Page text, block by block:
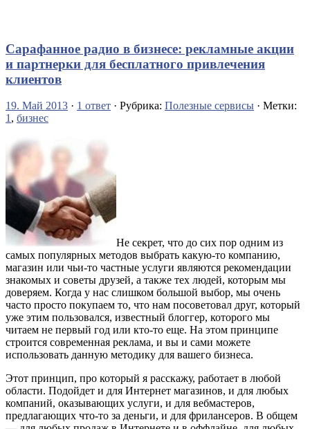
Сарафанное радио в бизнесе: рекламные акции
и партнерки для бесплатного привлечения
клиентов
19. Май 2013 · 1 ответ · Рубрика: Полезные сервисы · Метки:
1, бизнес
Не секрет, что до сих пор одним из
самых популярных методов выбрать какую-то компанию,
магазин или чьи-то частные услуги являются рекомендации
знакомых и советы друзей, а также тех людей, которым мы
доверяем. Когда у нас слишком большой выбор, мы очень
часто просто покупаем то, что нам посоветовал друг, который
уже этим пользовался, известный блоггер, которого мы
читаем не первый год или кто-то еще. На этом принципе
строится современная реклама, и вы и сами можете
использовать данную методику для вашего бизнеса.
Этот принцип, про который я расскажу, работает в любой
области. Подойдет и для Интернет магазинов, и для любых
компаний, оказывающих услуги, и для вебмастеров,
предлагающих что-то за деньги, и для фрилансеров. В общем